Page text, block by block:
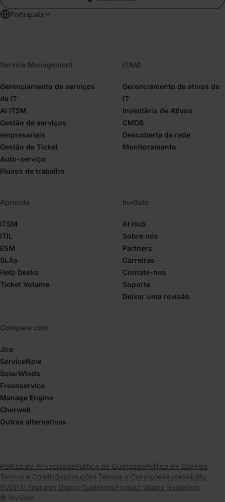
Português
Service Management
Gerenciamento de serviços
de IT
AI ITSM
Gestão de serviços
empresariais
Gestão de Ticket
Auto-serviço
Fluxos de trabalho
ITAM
Gerenciamento de ativos de
IT
Inventário de Ativos
CMDB
Descoberta da rede
Monitoramento
Aprenda
ITSM
ITIL
ESM
SLAs
Help Desks
Ticket Volume
InvGate
AI Hub
Sobre nós
Partners
Carreiras
Contate-nos
Soporte
Deixar uma revisão
Compare com
Jira
ServiceNow
SolarWinds
Freshservice
Manage Engine
Cherwell
Outras alternativas
Política de PrivacidadePolítica de QualidadePolítica de Cookies
Termos e CondiçõesSoluções Termos e CondiçõesAccessibility
RVDPAI Features Usage GuidelinesProduct Usage Guidelines
© InvGate